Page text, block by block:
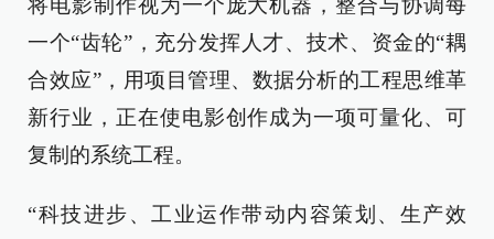
将电影制作视为一个庞大机器，整合与协调每
一个“齿轮”，充分发挥人才、技术、资金的“耦
合效应”，用项目管理、数据分析的工程思维革
新行业，正在使电影创作成为一项可量化、可
复制的系统工程。
“科技进步、工业运作带动内容策划、生产效